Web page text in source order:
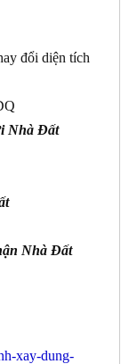
đổi diện tích
Nhà Đất
Nhà Đất
xay-dung-